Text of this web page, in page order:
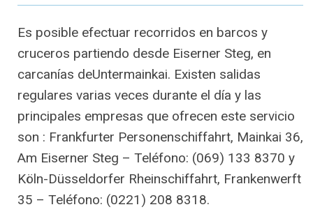
Es posible efectuar recorridos en barcos y
cruceros partiendo desde Eiserner Steg, en
carcanías deUntermainkai. Existen salidas
regulares varias veces durante el día y las
principales empresas que ofrecen este servicio
son : Frankfurter Personenschiffahrt, Mainkai 36,
Am Eiserner Steg – Teléfono: (069) 133 8370 y
Köln-Düsseldorfer Rheinschiffahrt, Frankenwerft
35 – Teléfono: (0221) 208 8318.